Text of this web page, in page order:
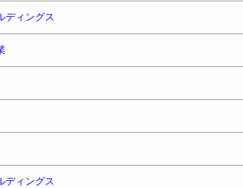
ディングス
ディングス